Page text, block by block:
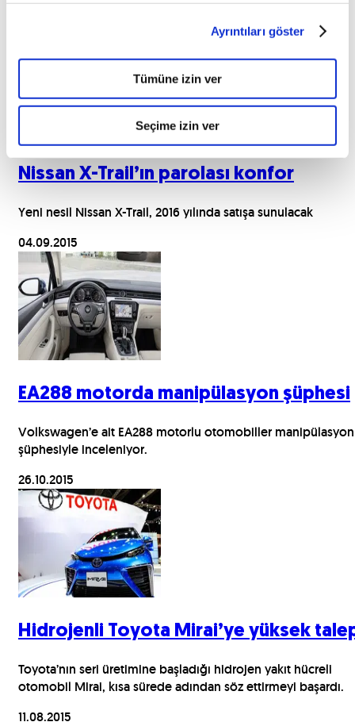
Ayrıntıları göster
Tümüne izin ver
Seçime izin ver
İlginizi çekebilecek haberler
Nissan X-Trail’ın parolası konfor
Yeni nesil Nissan X-Trail, 2016 yılında satışa sunulacak
04.09.2015
EA288 motorda manipülasyon şüphesi
Volkswagen’e ait EA288 motorlu otomobiller manipülasyon
şüphesiyle inceleniyor.
26.10.2015
Hidrojenli Toyota Mirai’ye yüksek
Toyota’nın seri üretimine başladığı hidrojen yakıt hücreli
otomobil Mirai, kısa sürede adından söz ettirmeyi başardı.
11.08.2015